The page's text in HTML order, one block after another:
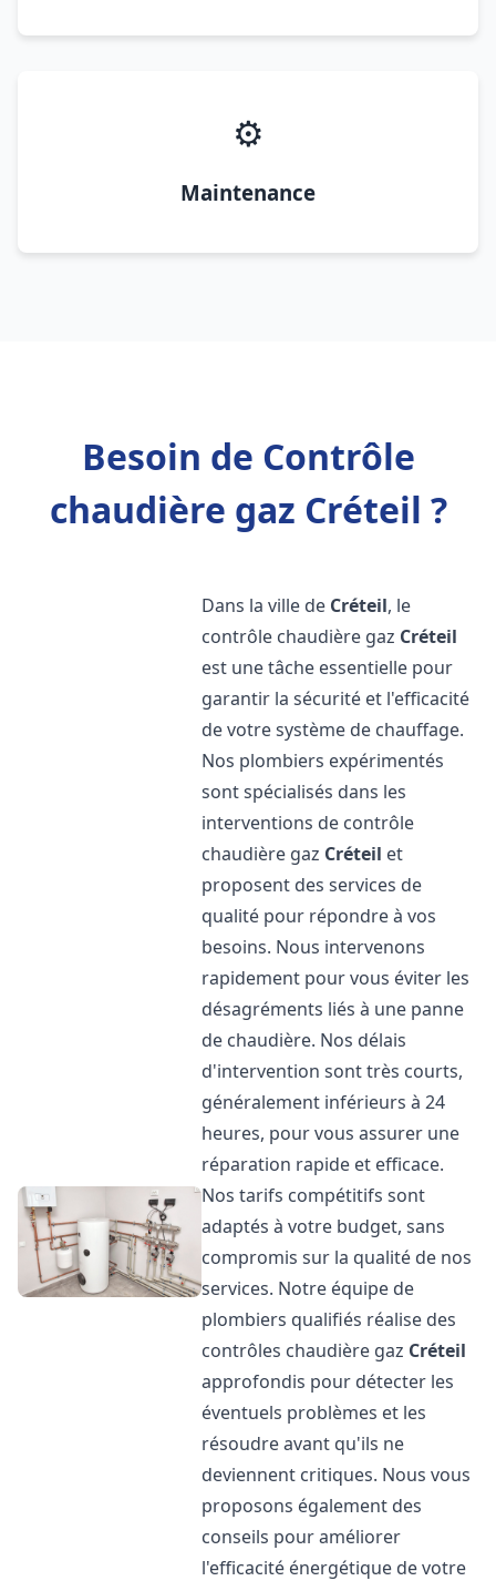
⚙️
Maintenance
Besoin de Contrôle
chaudière gaz Créteil ?
Dans la ville de Créteil, le
contrôle chaudière gaz Créteil
est une tâche essentielle pour
garantir la sécurité et l'efficacité
de votre système de chauffage.
Nos plombiers expérimentés
sont spécialisés dans les
interventions de contrôle
chaudière gaz Créteil et
proposent des services de
qualité pour répondre à vos
besoins. Nous intervenons
rapidement pour vous éviter les
désagréments liés à une panne
de chaudière. Nos délais
d'intervention sont très courts,
généralement inférieurs à 24
heures, pour vous assurer une
réparation rapide et efficace.
Nos tarifs compétitifs sont
adaptés à votre budget, sans
compromis sur la qualité de nos
services. Notre équipe de
plombiers qualifiés réalise des
contrôles chaudière gaz Créteil
approfondis pour détecter les
éventuels problèmes et les
résoudre avant qu'ils ne
deviennent critiques. Nous vous
proposons également des
conseils pour améliorer
l'efficacité énergétique de votre